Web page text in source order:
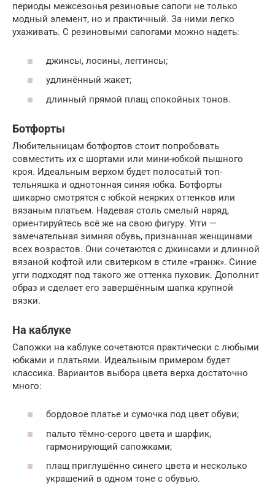
периоды межсезонья резиновые сапоги не только
модный элемент, но и практичный. За ними легко
ухаживать. С резиновыми сапогами можно надеть:
джинсы, лосины, леггинсы;
удлинённый жакет;
длинный прямой плащ спокойных тонов.
Ботфорты
Любительницам ботфортов стоит попробовать
совместить их с шортами или мини-юбкой пышного
кроя. Идеальным верхом будет полосатый топ-
тельняшка и однотонная синяя юбка. Ботфорты
шикарно смотрятся с юбкой неярких оттенков или
вязаным платьем. Надевая столь смелый наряд,
ориентируйтесь всё же на свою фигуру. Угги —
замечательная зимняя обувь, признанная женщинами
всех возрастов. Они сочетаются с джинсами и длинной
вязаной кофтой или свитерком в стиле «гранж». Синие
угги подходят под такого же оттенка пуховик. Дополнит
образ и сделает его завершённым шапка крупной
вязки.
На каблуке
Сапожки на каблуке сочетаются практически с любыми
юбками и платьями. Идеальным примером будет
классика. Вариантов выбора цвета верха достаточно
много:
бордовое платье и сумочка под цвет обуви;
пальто тёмно-серого цвета и шарфик,
гармонирующий сапожками;
плащ приглушённо синего цвета и несколько
украшений в одном тоне с обувью.